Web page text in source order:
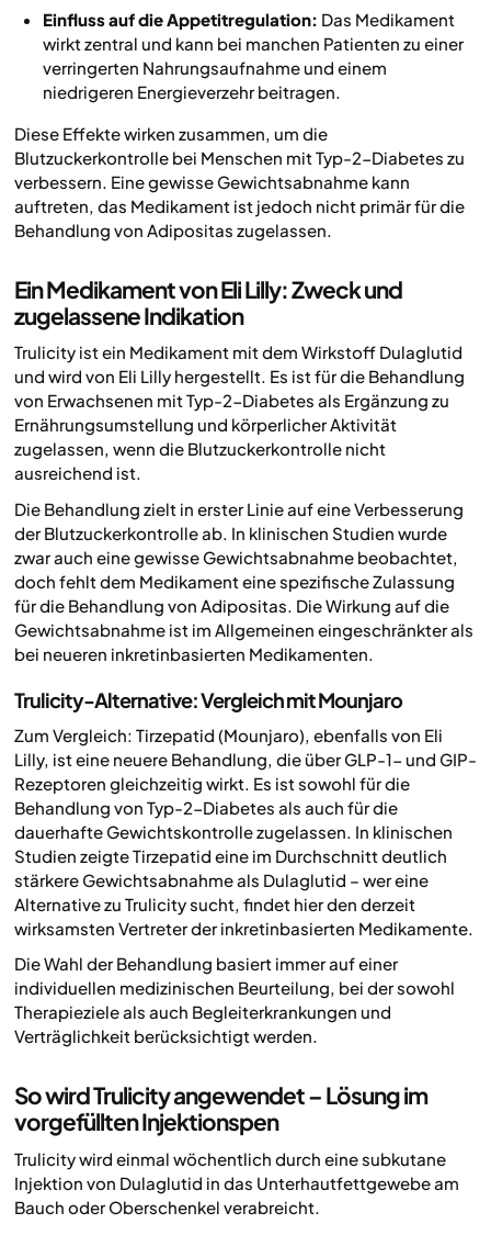
Einfluss auf die Appetitregulation: Das Medikament
wirkt zentral und kann bei manchen Patienten zu einer
verringerten Nahrungsaufnahme und einem
niedrigeren Energieverzehr beitragen.
Diese Effekte wirken zusammen, um die
Blutzuckerkontrolle bei Menschen mit Typ-2-Diabetes zu
verbessern. Eine gewisse Gewichtsabnahme kann
auftreten, das Medikament ist jedoch nicht primär für die
Behandlung von Adipositas zugelassen.
Ein Medikament von Eli Lilly: Zweck und
zugelassene Indikation
Trulicity ist ein Medikament mit dem Wirkstoff Dulaglutid
und wird von Eli Lilly hergestellt. Es ist für die Behandlung
von Erwachsenen mit Typ-2-Diabetes als Ergänzung zu
Ernährungsumstellung und körperlicher Aktivität
zugelassen, wenn die Blutzuckerkontrolle nicht
ausreichend ist.
Die Behandlung zielt in erster Linie auf eine Verbesserung
der Blutzuckerkontrolle ab. In klinischen Studien wurde
zwar auch eine gewisse Gewichtsabnahme beobachtet,
doch fehlt dem Medikament eine spezifische Zulassung
für die Behandlung von Adipositas. Die Wirkung auf die
Gewichtsabnahme ist im Allgemeinen eingeschränkter als
bei neueren inkretinbasierten Medikamenten.
Trulicity-Alternative: Vergleich mit Mounjaro
Zum Vergleich: Tirzepatid (Mounjaro), ebenfalls von Eli
Lilly, ist eine neuere Behandlung, die über GLP-1- und GIP-
Rezeptoren gleichzeitig wirkt. Es ist sowohl für die
Behandlung von Typ-2-Diabetes als auch für die
dauerhafte Gewichtskontrolle zugelassen. In klinischen
Studien zeigte Tirzepatid eine im Durchschnitt deutlich
stärkere Gewichtsabnahme als Dulaglutid – wer eine
Alternative zu Trulicity sucht, findet hier den derzeit
wirksamsten Vertreter der inkretinbasierten Medikamente.
Die Wahl der Behandlung basiert immer auf einer
individuellen medizinischen Beurteilung, bei der sowohl
Therapieziele als auch Begleiterkrankungen und
Verträglichkeit berücksichtigt werden.
So wird Trulicity angewendet – Lösung im
vorgefüllten Injektionspen
Trulicity wird einmal wöchentlich durch eine subkutane
Injektion von Dulaglutid in das Unterhautfettgewebe am
Bauch oder Oberschenkel verabreicht.